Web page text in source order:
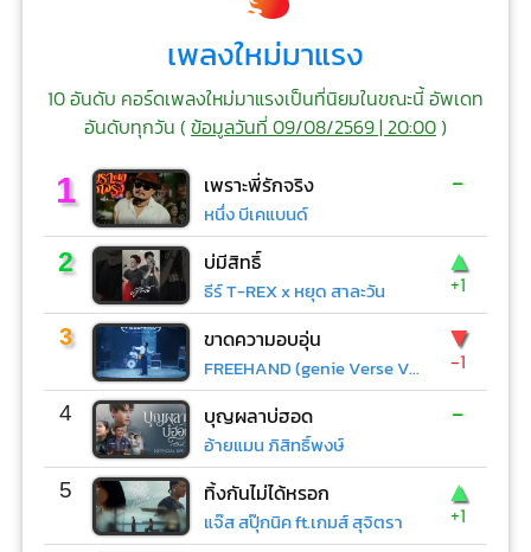
เพลงใหม่มาแรง
10 อันดับ คอร์ดเพลงใหม่มาแรงเป็นที่นิยมในขณะนี้ อัพเดท
อันดับทุกวัน (ข้อมูลวันที่ 09/08/2569 | 20:00)
1 เพราะพี่รักจริง
หนึ่ง บีเคแบนด์
-
2 บ่มีสิทธิ์
ธีร์ T-REX x หยุด สาละวัน
▲
+1
3 ขาดความอบอุ่น
FREEHAND (genie Verse Vol.1)
▼
-1
4 บุญผลาบ่ฮอด
อ้ายแมน ภิสิทธิ์พงษ์
-
5 ทิ้งกันไม่ได้หรอก
แจ๊ส สปุ๊กนิค ft.เกมส์ สุจิตรา
▲
+1